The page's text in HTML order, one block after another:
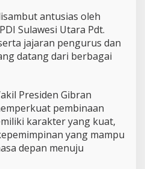
J
a
d
i
M
e
n
t
m
P
antusias oleh
Sulawesi Utara Pdt.
jajaran pengurus dan
datang dari berbagai
Presiden Gibran
pembinaan
karakter yang kuat,
yang mampu
depan menuju